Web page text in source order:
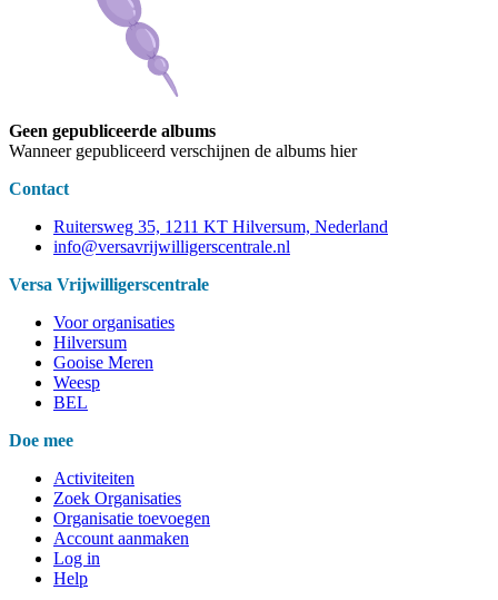
Geen gepubliceerde albums
Wanneer gepubliceerd verschijnen de albums hier
Contact
Ruitersweg 35, 1211 KT Hilversum, Nederland
info@versavrijwilligerscentrale.nl
Versa Vrijwilligerscentrale
Voor organisaties
Hilversum
Gooise Meren
Weesp
BEL
Doe mee
Activiteiten
Zoek Organisaties
Organisatie toevoegen
Account aanmaken
Log in
Help